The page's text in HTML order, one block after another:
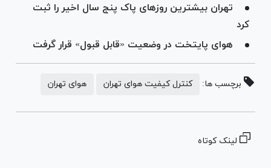
تهران بیشترین روز‌های پاک پنج سال اخیر را ثبت
کرد
هوای پایتخت در وضعیت «قابل قبول» قرار گرفت
برچسب ها: کنترل کیفیت هوای تهران هوای تهران
لینک کوتاه